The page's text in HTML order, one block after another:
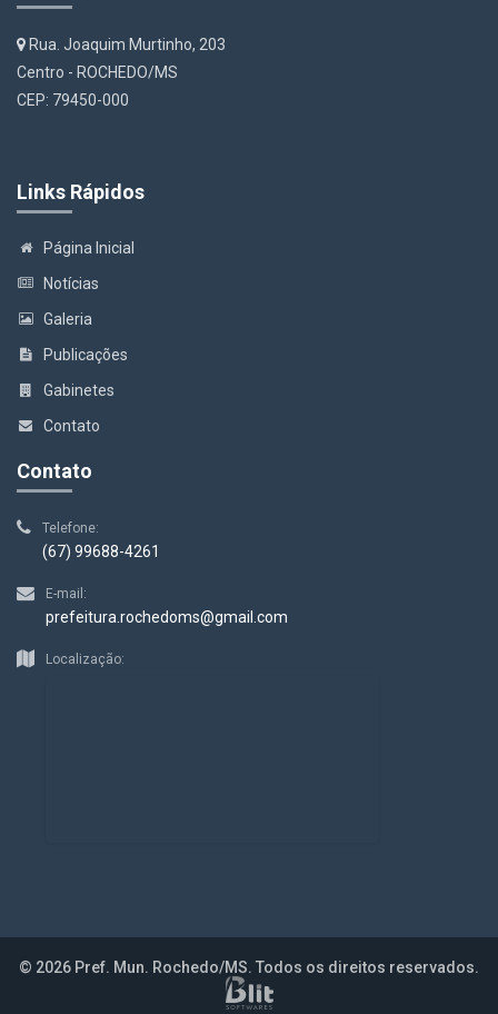
Rua. Joaquim Murtinho, 203
Centro - ROCHEDO/MS
CEP: 79450-000
Links Rápidos
Página Inicial
Notícias
Galeria
Publicações
Gabinetes
Contato
Contato
Telefone:
(67) 99688-4261
E-mail:
prefeitura.rochedoms@gmail.com
Localização:
© 2026 Pref. Mun. Rochedo/MS. Todos os direitos reservados.